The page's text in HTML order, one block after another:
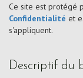
Ce site est protégé
Confidentialité et
s'appliquent.
descriptif du